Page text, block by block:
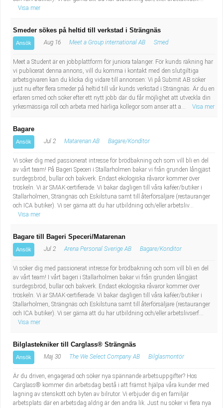
Visa mer
Smeder sökes på heltid till verkstad i Strängnäs
Ansök Aug 16 Meet a Group international AB Smed
Meet a Student är en jobbplattform för juniora talanger. För kunds räkning har
vi publicerat denna annons, vill du komma i kontakt med den slutgiltiga
arbetsgivaren kan du klicka dig vidare till annonsen: Vi på Submit AB söker
just nu efter flera smeder på heltid till vår kunds verkstad i Strängnäs. Är du en
erfaren smed och söker efter ett nytt jobb där du får möjlighet att utveckla din
yrkesmässiga roll och arbeta med härliga kollegor som anser att a...
Visa mer
Bagare
Ansök Jul 2 Matarenan AB Bagare/Konditor
Vi söker dig med passionerat intresse för brödbakning och som vill bli en del
av vårt team! På Bageri Speceri i Stallarholmen bakar vi från grunden långjäst
surdegsbröd, bullar och bakverk. Endast ekologiska råvaror kommer över
tröskeln. Vi är SMAK-certifierade. Vi bakar dagligen till våra kaféer/butiker i
Stallarholmen, Strängnäs och Eskilstuna samt till återförsäljare (restauranger
och ICA butiker). Vi ser gärna att du har utbildning och/eller arbetsliv...
Visa mer
Bagare till Bageri Speceri/Matarenan
Ansök Jul 2 Arena Personal Sverige AB Bagare/Konditor
Vi söker dig med passionerat intresse för brödbakning och som vill bli en del
av vårt team! I vårt bageri i Stallarholmen bakar vi från grunden långjäst
surdegsbröd, bullar och bakverk. Endast ekologiska råvaror kommer över
tröskeln. Vi är SMAK-certifierade. Vi bakar dagligen till våra kaféer/butiker i
Stallarholmen, Strängnäs och Eskilstuna samt till återförsäljare (restauranger
och ICA butiker). Vi ser gärna att du har utbildning och/eller arbetslivserf...
Visa mer
Bilglastekniker till Carglass® Strängnäs
Ansök Maj 30 The We Select Company AB Bilglasmontör
Är du driven, engagerad och söker nya spännande arbetsuppgifter? Hos
Carglass® kommer din arbetsdag bestå i att främst hjälpa våra kunder med
lagning av stenskott och byten av bilrutor. Vi erbjuder dig en familjär
arbetsplats där en arbetsdag aldrig är den andra lik. Just nu söker vi flera nya